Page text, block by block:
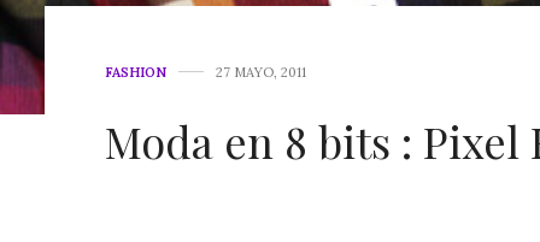
FASHION 27 MAYO, 2011
Moda en 8 bits : Pixel